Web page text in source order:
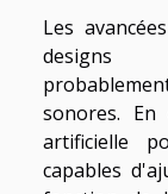
Les
designs
sonores.
artificielle
capables